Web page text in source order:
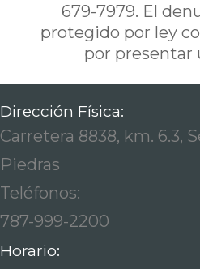
679-7979. El
protegido por ley
por presentar
Dirección Física:
Carretera 8838, km. 6.3,
Piedras
Teléfonos:
787-999-2200
Horario: